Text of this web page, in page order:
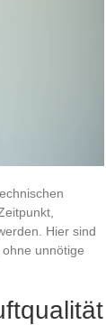
Hier sind
unnötige